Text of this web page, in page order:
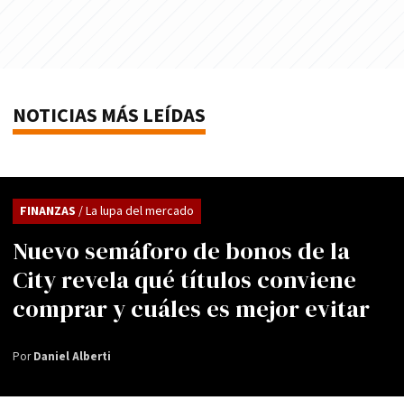
NOTICIAS MÁS LEÍDAS
Nuevo semáforo de bonos de la
City revela qué títulos conviene
comprar y cuáles es mejor evitar
FINANZAS / La lupa del mercado
PorDaniel Alberti